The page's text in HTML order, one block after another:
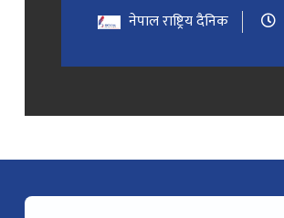
नेपाल राष्ट्रिय दैनिक